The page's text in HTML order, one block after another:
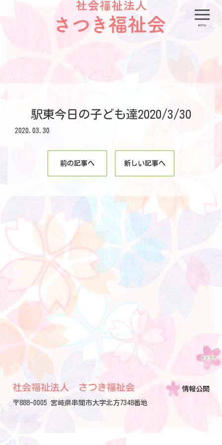
menu
駅東今日の子ども達2020/3/30
2020.03.30
前の記事へ 新しい記事へ
社会福祉法人 さつき福祉会
〒888-0005 宮崎県串間市大字北方7348番地
情報公開